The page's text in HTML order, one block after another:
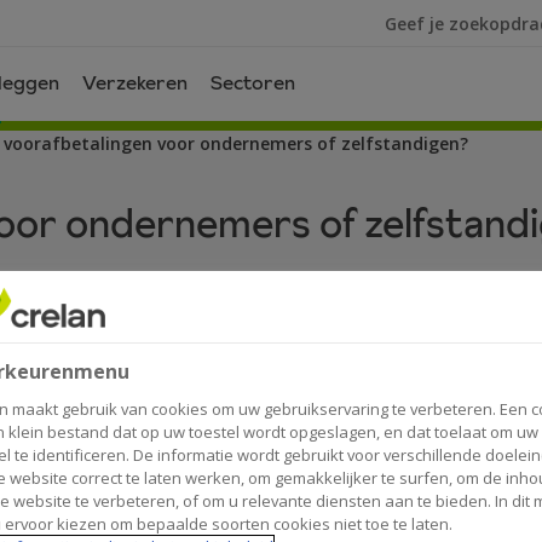
Ik ben op zoek
Verzekeren Sectoren
voor ondernemers of zelfstandigen?
ondernemers of
zelfstandigen, bedrijfsleiders of
de eenvoudige reden dat niemand van
worden in het lopende boekjaar. Maar de
Waarom zou u als zelfstandige of als
maakt gebruik van cookies om uw gebruikservaring te verbeteren. Een
klein bestand dat op uw toestel wordt opgeslagen, en dat toelaat om uw
te identificeren. De informatie wordt gebruikt voor verschillende
website correct te laten werken, om gemakkelijker te surfen, om de
website te verbeteren, of om u relevante diensten aan te bieden. In dit
ervoor kiezen om bepaalde soorten cookies niet toe te laten.